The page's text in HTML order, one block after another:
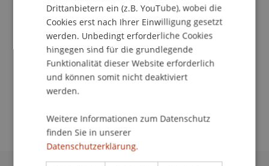
School/Professur:
Veranstaltungsdetails
Drittanbietern ein (z.B. YouTube), wobei die
Cookies erst nach Ihrer Einwilligung gesetzt
werden. Unbedingt erforderliche Cookies
hingegen sind für die grundlegende
Funktionalität dieser Website erforderlich
und können somit nicht deaktiviert
werden.
Weitere Informationen zum Datenschutz
finden Sie in unserer
Datenschutzerklärung.